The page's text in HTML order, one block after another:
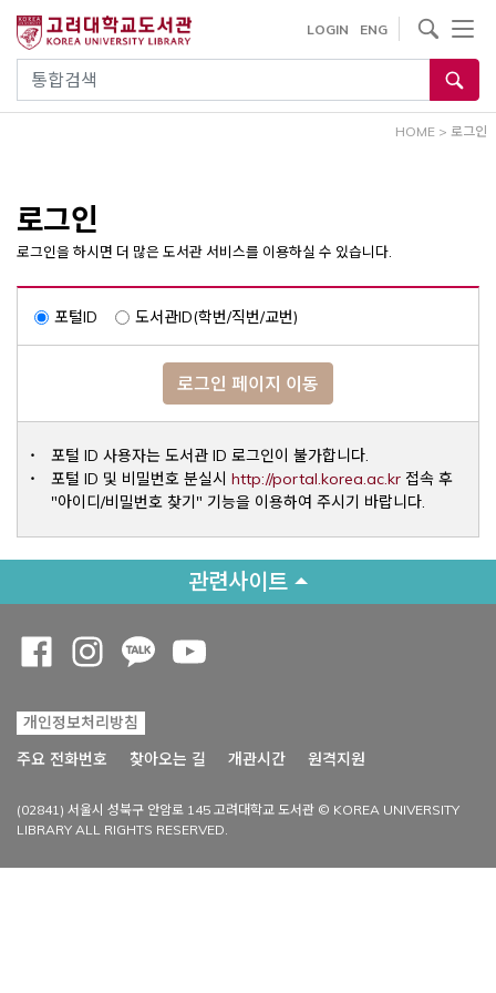
건
통합검색
LOGIN ENG
사이트내 검색
HOME > 로그인
로그인
로그인을 하시면 더 많은 도서관 서비스를 이용하실 수 있습니다.
포털ID 도서관ID(학번/직번/교번)
로그인 페이지 이동
포털 ID 사용자는 도서관 ID 로그인이 불가합니다.
포털 ID 및 비밀번호 분실시 http://portal.korea.ac.krOpens a
접속 후
"아이디/비밀번호 찾기" 기능을 이용하여 주시기 바랍니다.
관련사이트
개인정보처리방침
주요 전화번호
찾아오는 길 개관시간 원격지원
(02841) 서울시 성북구 안암로 145 고려대학교 도서관 © KOREA UNIVERSITY
LIBRARY ALL RIGHTS RESERVED.
Opens a new window
Opens a new window
Opens a new window